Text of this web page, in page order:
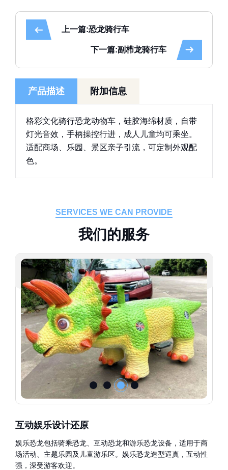
上一篇:恐龙骑行车
下一篇:副栉龙骑行车
产品描述 附加信息
格彩文化骑行恐龙动物车，硅胶海绵材质，自带
灯光音效，手柄操控行进，成人儿童均可乘坐。
适配商场、乐园、景区亲子引流，可定制外观配
色。
SERVICES WE CAN PROVIDE
我们的服务
互动娱乐设计还原
娱乐恐龙包括骑乘恐龙、互动恐龙和游乐恐龙设备，适用于商
场活动、主题乐园及儿童游乐区。娱乐恐龙造型逼真，互动性
强，深受游客欢迎。